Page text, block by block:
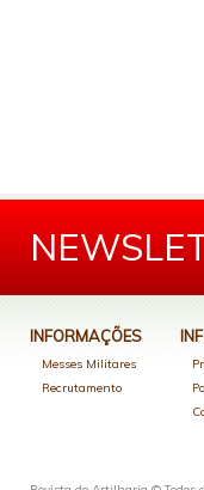
INFORMAÇÕES
Messes Militares
Recrutamento